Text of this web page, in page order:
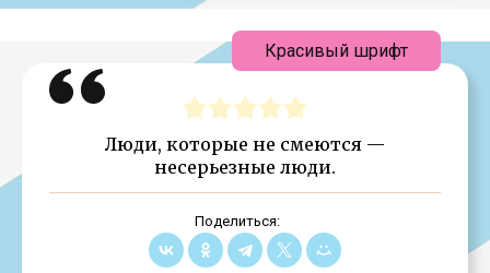
Люди, которые не смеются —
несерьезные люди.
Поделиться:
Красивый шрифт